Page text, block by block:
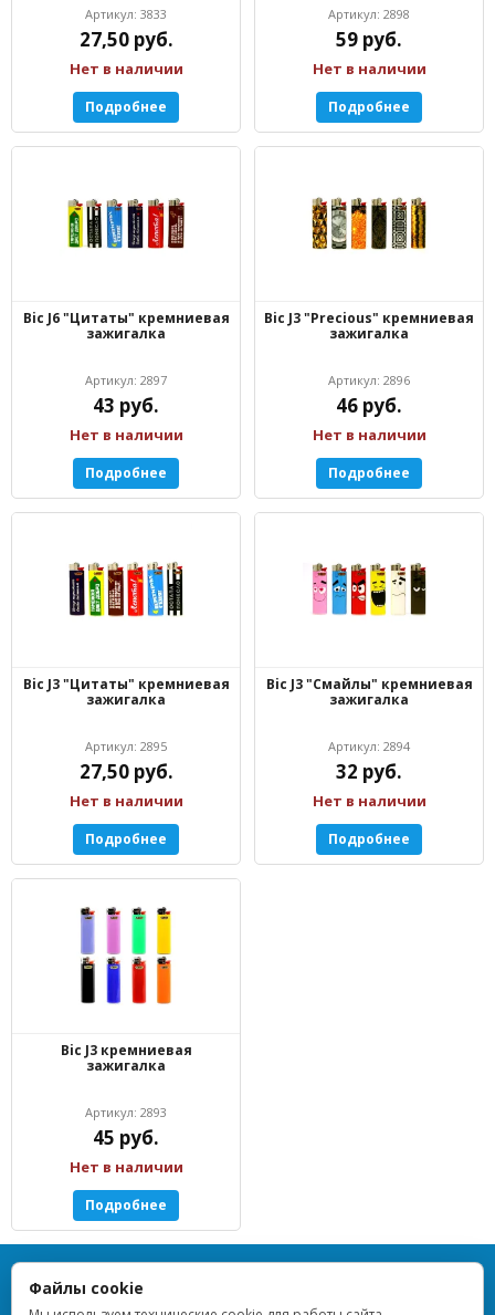
Артикул: 3833
27,50 руб.
Нет в наличии
Подробнее
Артикул: 2898
59 руб.
Нет в наличии
Подробнее
Bic J6 "Цитаты" кремниевая
зажигалка
Артикул: 2897
43 руб.
Нет в наличии
Подробнее
Bic J3 "Precious" кремниевая
зажигалка
Артикул: 2896
46 руб.
Нет в наличии
Подробнее
Bic J3 "Цитаты" кремниевая
зажигалка
Артикул: 2895
27,50 руб.
Нет в наличии
Подробнее
Bic J3 "Смайлы" кремниевая
зажигалка
Артикул: 2894
32 руб.
Нет в наличии
Подробнее
Bic J3 кремниевая
зажигалка
Артикул: 2893
45 руб.
Нет в наличии
Подробнее
ИП Дрейблат Людмила Вячеславовна · ИНН 773376648955 ·
ОГРНИП 314774628900854 · Регистрация 16.10.2014 · г. Москва ·
Файлы cookie